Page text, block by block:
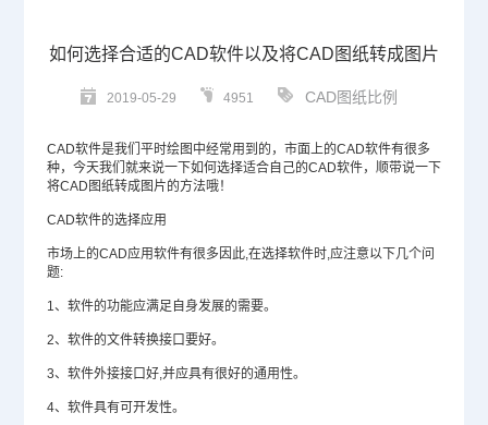
如何选择合适的CAD软件以及将CAD图纸转成图片
2019-05-29 4951 CAD图纸比例
CAD软件是我们平时绘图中经常用到的，市面上的CAD软件有很多
种，今天我们就来说一下如何选择适合自己的CAD软件，顺带说一下
将CAD图纸转成图片的方法哦！
CAD软件的选择应用
市场上的CAD应用软件有很多因此,在选择软件时,应注意以下几个问
题:
1、软件的功能应满足自身发展的需要。
2、软件的文件转换接口要好。
3、软件外接接口好,并应具有很好的通用性。
4、软件具有可开发性。